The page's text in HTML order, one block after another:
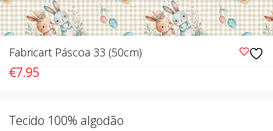
Fabricart Páscoa 33 (50cm)
€7.95
Tecido 100% algodão